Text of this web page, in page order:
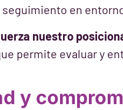
en
nuestro
permite evaluar y
y